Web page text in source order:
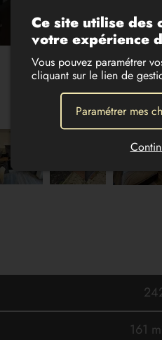
161
Ce site utilise des
votre expérience
Vous pouvez paramétrer
cliquant sur le lien de
Paramétrer mes